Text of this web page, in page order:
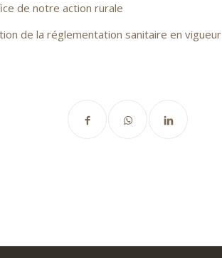
de notre action rurale
de la réglementation sanitaire en vigueur